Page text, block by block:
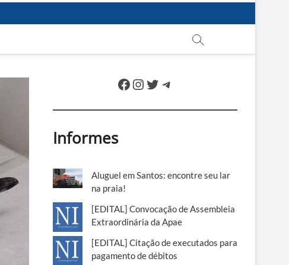
Facebook
Instagram
Twitter
Telegram
Informes
Aluguel em Santos: encontre seu lar
na praia!
[EDITAL] Convocação de Assembleia
Extraordinária da Apae
[EDITAL] Citação de executados para
pagamento de débitos